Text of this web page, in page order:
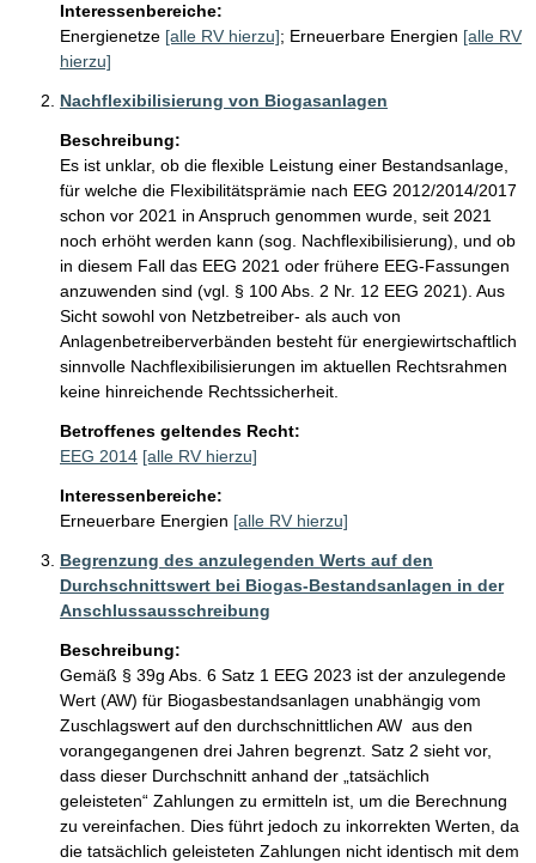
Interessenbereiche:
Energienetze [alle RV hierzu]; Erneuerbare Energien [alle RV
hierzu]
Nachflexibilisierung von Biogasanlagen
Beschreibung:
Es ist unklar, ob die flexible Leistung einer Bestandsanlage,
für welche die Flexibilitätsprämie nach EEG 2012/2014/2017
schon vor 2021 in Anspruch genommen wurde, seit 2021
noch erhöht werden kann (sog. Nachflexibilisierung), und ob
in diesem Fall das EEG 2021 oder frühere EEG-Fassungen
anzuwenden sind (vgl. § 100 Abs. 2 Nr. 12 EEG 2021). Aus
Sicht sowohl von Netzbetreiber- als auch von
Anlagenbetreiberverbänden besteht für energiewirtschaftlich
sinnvolle Nachflexibilisierungen im aktuellen Rechtsrahmen
keine hinreichende Rechtssicherheit.
Betroffenes geltendes Recht:
EEG 2014 [alle RV hierzu]
Interessenbereiche:
Erneuerbare Energien [alle RV hierzu]
Begrenzung des anzulegenden Werts auf den
Durchschnittswert bei Biogas-Bestandsanlagen in der
Anschlussausschreibung
Beschreibung:
Gemäß § 39g Abs. 6 Satz 1 EEG 2023 ist der anzulegende
Wert (AW) für Biogasbestandsanlagen unabhängig vom
Zuschlagswert auf den durchschnittlichen AW  aus den
vorangegangenen drei Jahren begrenzt. Satz 2 sieht vor,
dass dieser Durchschnitt anhand der „tatsächlich
geleisteten“ Zahlungen zu ermitteln ist, um die Berechnung
zu vereinfachen. Dies führt jedoch zu inkorrekten Werten, da
die tatsächlich geleisteten Zahlungen nicht identisch mit dem